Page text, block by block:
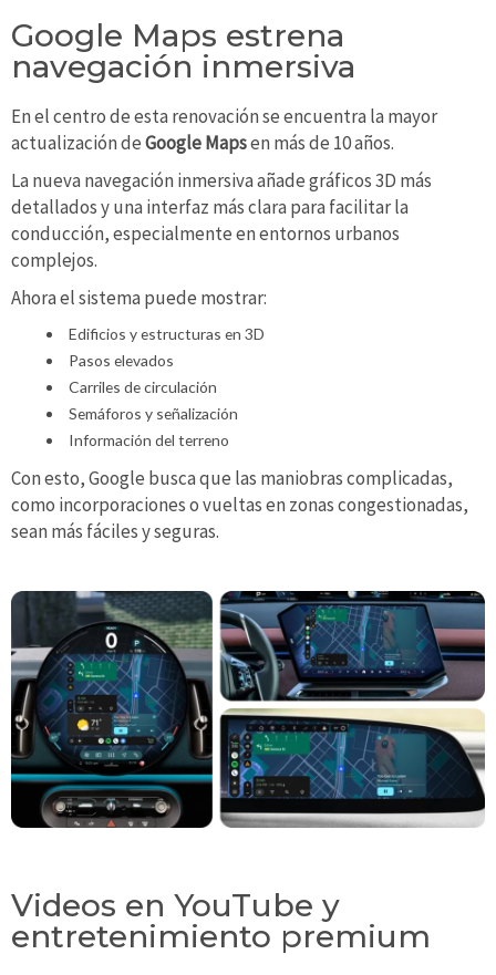
Google Maps estrena
navegación inmersiva
En el centro de esta renovación se encuentra la mayor
actualización deGoogle Mapsen más de 10 años.
La nueva navegación inmersiva añade gráficos 3D más
detallados y una interfaz más clara para facilitar la
conducción, especialmente en entornos urbanos
complejos.
Ahora el sistema puede mostrar:
Edificios y estructuras en 3D
Pasos elevados
Carriles de circulación
Semáforos y señalización
Información del terreno
Con esto, Google busca que las maniobras complicadas,
como incorporaciones o vueltas en zonas congestionadas,
sean más fáciles y seguras.
Videos en YouTube y
entretenimiento premium